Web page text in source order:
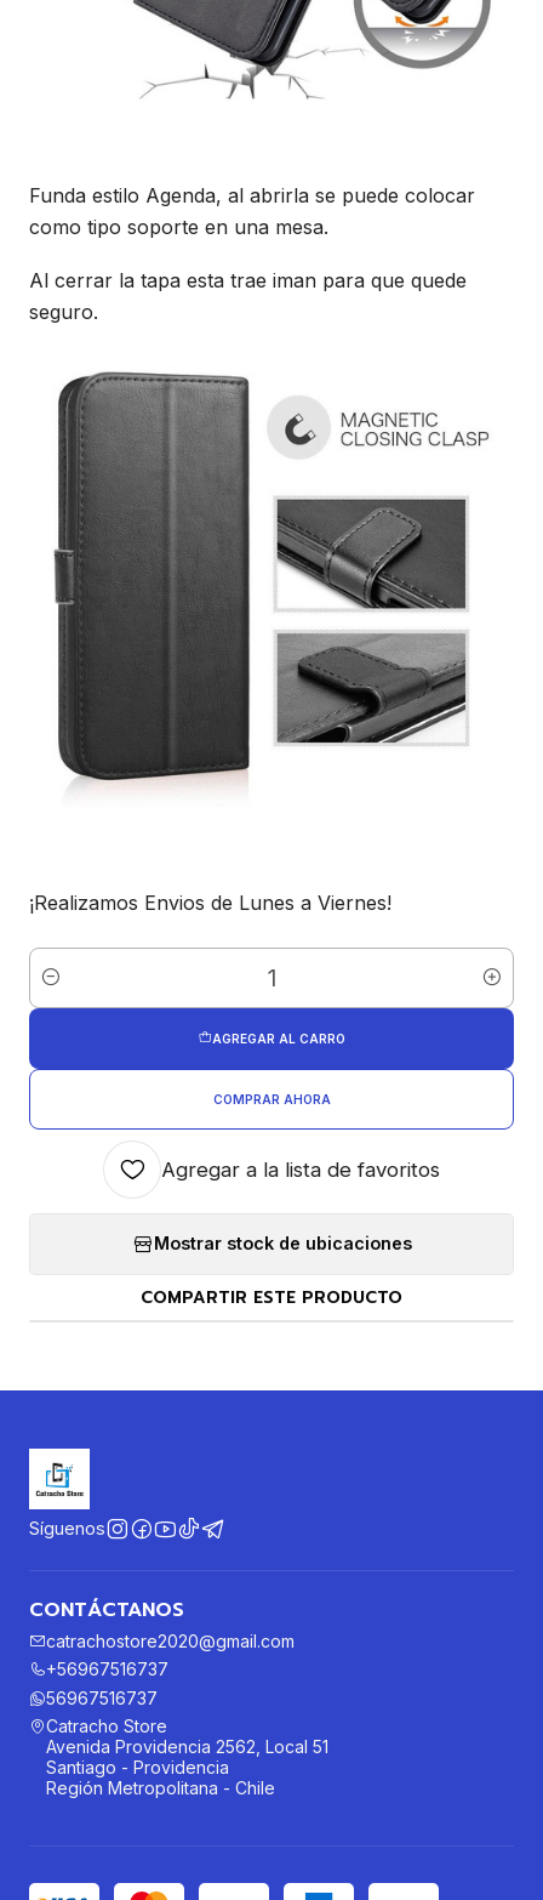
Funda estilo Agenda, al abrirla se puede colocar
como tipo soporte en una mesa.
Al cerrar la tapa esta trae iman para que quede
seguro.
¡Realizamos Envios de Lunes a Viernes!
Cantidad
AGREGAR AL CARRO
COMPRAR AHORA
Agregar a la lista de favoritos
Mostrar stock de ubicaciones
COMPARTIR ESTE PRODUCTO
Síguenos
CONTÁCTANOS
catrachostore2020@gmail.com
+56967516737
56967516737
Catracho Store
Avenida Providencia 2562, Local 51
Santiago - Providencia
Región Metropolitana - Chile